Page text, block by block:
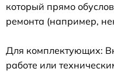
который прямо
ремонта (например,
Для комплектующих:
работе или